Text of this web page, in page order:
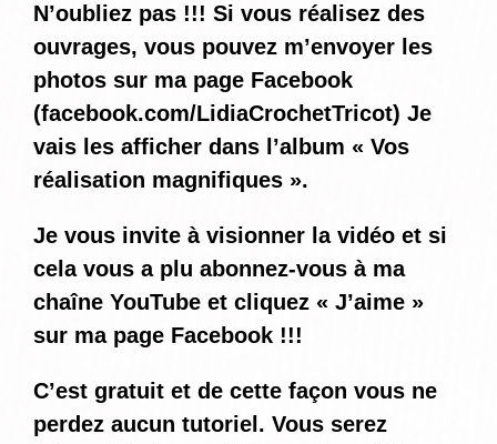
N’oubliez pas !!! Si vous réalisez des
ouvrages, vous pouvez m’envoyer les
photos sur ma page Facebook
(facebook.com/LidiaCrochetTricot) Je
vais les afficher dans l’album « Vos
réalisation magnifiques ».
Je vous invite à visionner la vidéo et si
cela vous a plu abonnez-vous à ma
chaîne YouTube et cliquez « J’aime »
sur ma page Facebook !!!
C’est gratuit et de cette façon vous ne
perdez aucun tutoriel. Vous serez